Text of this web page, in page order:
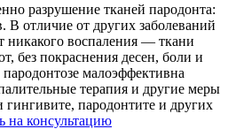
разрушение тканей пародонта:
В отличие от других заболеваний
никакого воспаления — ткани
без покраснения десен, боли и
малоэффективна
терапия и другие меры
пародонтите и других
на консультацию